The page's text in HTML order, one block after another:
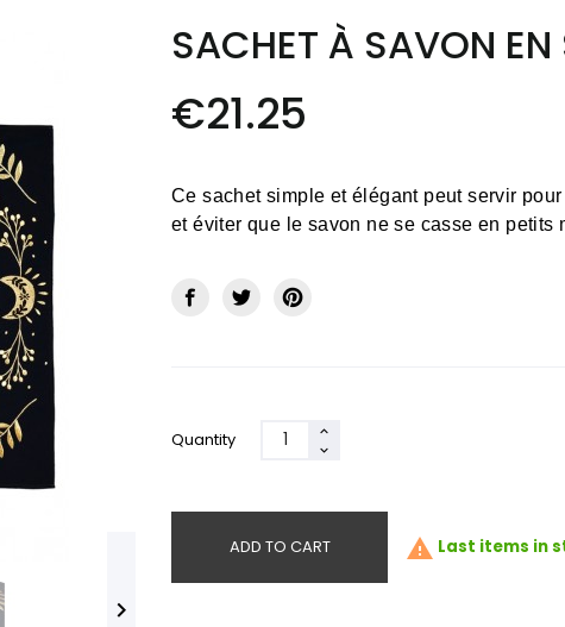

SACHET À SAVON EN
€21.25
Ce sachet simple et élégant peut servir
et éviter que le savon ne se casse en petits
Quantity
ADD TO CART  Last items in